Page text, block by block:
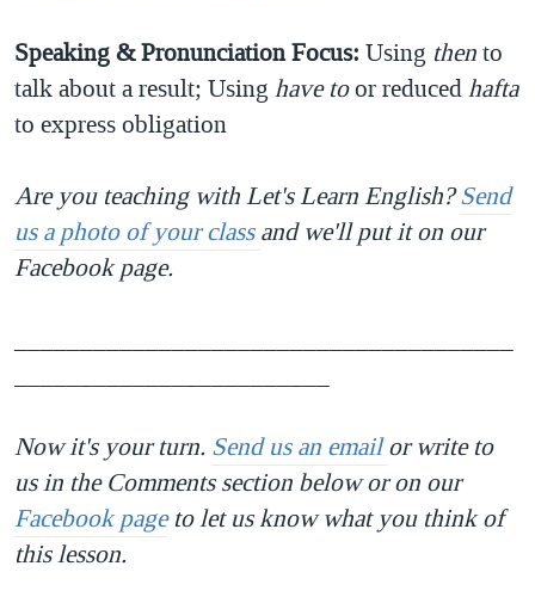
Speaking & Pronunciation Focus: Using thento
talk about a result; Using have toor reducedhafta
to express obligation
Are you teaching with Let's Learn English?Send
us a photo of your classand we'll put it on our
Facebook page.
Now it's your turn. Send us an emailor write to
us in the Comments section below or on our
Facebook pageto let us know what you think of
this lesson.